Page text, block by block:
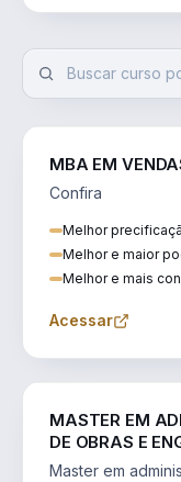
MBA EM
Confira
Melhor
Melhor e maior
Melhor e mais
Acessar
MASTER EM
DE OBRAS E
Master em